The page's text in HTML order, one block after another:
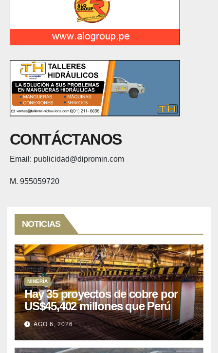
CONTÁCTANOS
Email: publicidad@dipromin.com
M. 955059720
NOTICIAS
MINERÍA
Hay 35 proyectos de cobre por
US$45,402 millones que Perú
puede aprovechar
AGO 6, 2026